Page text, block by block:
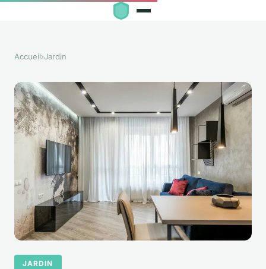
Accueil›Jardin
JARDIN